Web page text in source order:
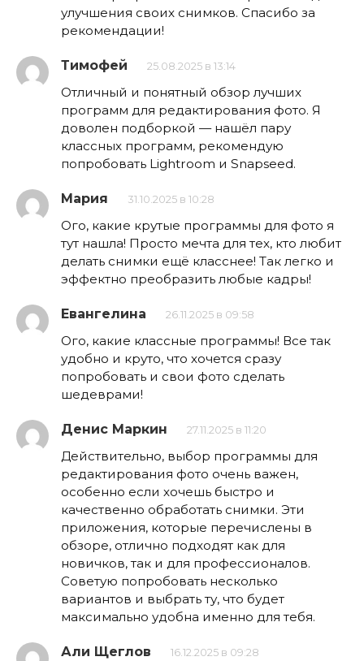
улучшения своих снимков. Спасибо за
рекомендации!
Тимофей 25.08.2025 в 13:14
Отличный и понятный обзор лучших
программ для редактирования фото. Я
доволен подборкой — нашёл пару
классных программ, рекомендую
попробовать Lightroom и Snapseed.
Мария 31.10.2025 в 10:28
Ого, какие крутые программы для фото я
тут нашла! Просто мечта для тех, кто любит
делать снимки ещё класснее! Так легко и
эффектно преобразить любые кадры!
Евангелина 26.11.2025 в 09:58
Ого, какие классные программы! Все так
удобно и круто, что хочется сразу
попробовать и свои фото сделать
шедеврами!
Денис Маркин 27.11.2025 в 11:20
Действительно, выбор программы для
редактирования фото очень важен,
особенно если хочешь быстро и
качественно обработать снимки. Эти
приложения, которые перечислены в
обзоре, отлично подходят как для
новичков, так и для профессионалов.
Советую попробовать несколько
вариантов и выбрать ту, что будет
максимально удобна именно для тебя.
Али Щеглов 16.12.2025 в 09:28